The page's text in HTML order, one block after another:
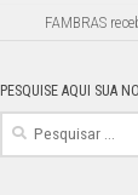
FAMBRAS
PESQUISE AQUI SUA
Pesquisar